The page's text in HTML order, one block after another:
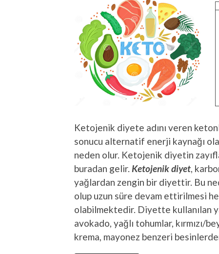
Ketojenik diyete adını veren
sonucu alternatif enerji kaynağı
neden olur. Ketojenik diyetin
buradan gelir. Ketojenik diyet,
yağlardan zengin bir diyettir. Bu
olup uzun süre devam ettirilmesi
olabilmektedir. Diyette kullanılan
avokado, yağlı tohumlar, kırmızı/
krema, mayonez benzeri